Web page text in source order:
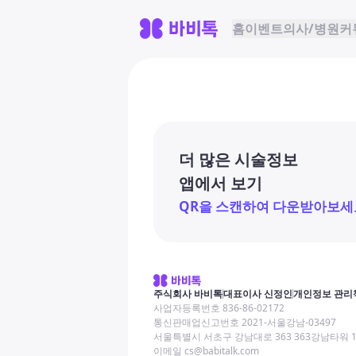
홈이벤트의사/병원커
더 많은 시술정보
앱에서 보기
QR을 스캔하여 다운받아보세
주식회사 바비톡대표이사 신정인개인정보 관리
사업자등록번호 836-86-02172
통신판매업신고번호 2021-서울강남-03497
서울특별시 서초구 강남대로 363 363강남타워
이메일 cs@babitalk.com